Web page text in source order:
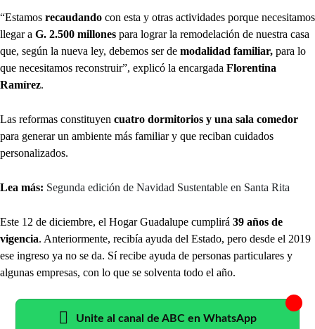
“Estamos recaudando con esta y otras actividades porque necesitamos
llegar a G. 2.500 millones para lograr la remodelación de nuestra casa
que, según la nueva ley, debemos ser de modalidad familiar, para lo
que necesitamos reconstruir”, explicó la encargada Florentina
Ramírez.
Las reformas constituyen cuatro dormitorios y una sala comedor
para generar un ambiente más familiar y que reciban cuidados
personalizados.
Lea más: Segunda edición de Navidad Sustentable en Santa Rita
Este 12 de diciembre, el Hogar Guadalupe cumplirá 39 años de
vigencia. Anteriormente, recibía ayuda del Estado, pero desde el 2019
ese ingreso ya no se da. Sí recibe ayuda de personas particulares y
algunas empresas, con lo que se solventa todo el año.
Unite al canal de ABC en WhatsApp